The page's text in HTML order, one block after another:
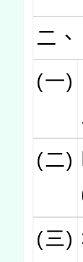
二、
(一)
(二)
(三)